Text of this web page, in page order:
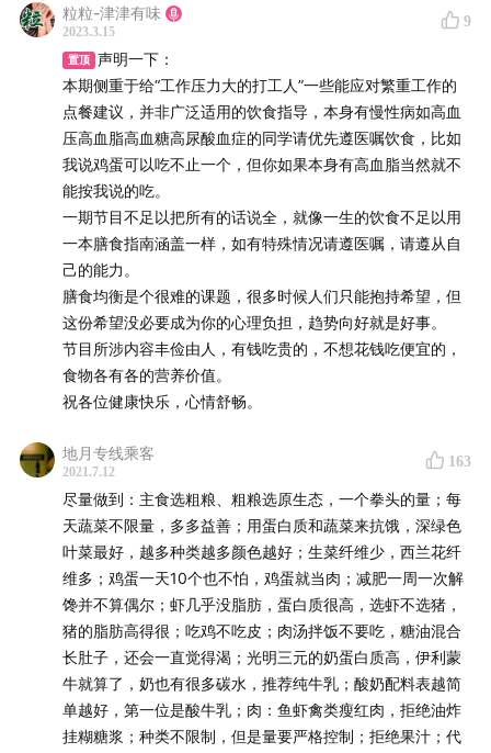
落实到实际操作时，依旧没有显得更游刃有余安排自如。
本期播客就是一部很好的实操指导简易手册，对你有帮助
的精华内容包括但不限于：
了解食堂餐、飞机餐选择技巧
什么零食能解决两餐之间无处安放的饥饿感
获取省心又不失营养的便利店购买配置
了解点菜点外卖的雷区深坑
了解旅行、出差路上的携带配置
什么零食、饮料、配料、成分碰都不要碰
从中悟到科学减肥的小小窍门（是的，嘉宾由于职业病，
经常跑偏透露科学减肥饮食的要素）
get快手菜快速入门技能
以上内容本期一次发放，请准备好笔墨纸砚/键盘文档，一
起迎接你的健康入门指南。
补充说明
节目及嘉宾均不承诺节目中所说方法的减肥/改善身体指
标效果；
节目及嘉宾与节目中所提到的商品无利益关系与冲突；
节目及嘉宾都不鼓励浪费食物，只是提倡量力而行，并
合理利用吃不下的部分，请勿发散联想上纲上线。
粒粒-津津有味
2023.3.15
9
置顶
声明一下：
本期侧重于给“工作压力大的打工人”一些能应对繁重工作的
点餐建议，并非广泛适用的饮食指导，本身有慢性病如高血
压高血脂高血糖高尿酸血症的同学请优先遵医嘱饮食，比如
我说鸡蛋可以吃不止一个，但你如果本身有高血脂当然就不
能按我说的吃。
一期节目不足以把所有的话说全，就像一生的饮食不足以用
一本膳食指南涵盖一样，如有特殊情况请遵医嘱，请遵从自
己的能力。
膳食均衡是个很难的课题，很多时候人们只能抱持希望，但
这份希望没必要成为你的心理负担，趋势向好就是好事。
节目所涉内容丰俭由人，有钱吃贵的，不想花钱吃便宜的，
食物各有各的营养价值。
祝各位健康快乐，心情舒畅。
地月专线乘客
2021.7.12
163
尽量做到：主食选粗粮、粗粮选原生态，一个拳头的量；每
天蔬菜不限量，多多益善；用蛋白质和蔬菜来抗饿，深绿色
叶菜最好，越多种类越多颜色越好；生菜纤维少，西兰花纤
维多；鸡蛋一天10个也不怕，鸡蛋就当肉；减肥一周一次解
馋并不算偶尔；虾几乎没脂肪，蛋白质很高，选虾不选猪，
猪的脂肪高得很；吃鸡不吃皮；肉汤拌饭不要吃，糖油混合
长肚子，还会一直觉得渴；光明三元的奶蛋白质高，伊利蒙
牛就算了，奶也有很多碳水，推荐纯牛乳；酸奶配料表越简
单越好，第一位是酸牛乳；肉：鱼虾禽类瘦红肉，拒绝油炸
挂糊糖浆；种类不限制，但是量要严格控制；拒绝果汁；代